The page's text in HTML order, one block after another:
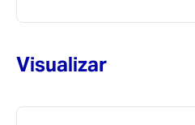
Visualizar